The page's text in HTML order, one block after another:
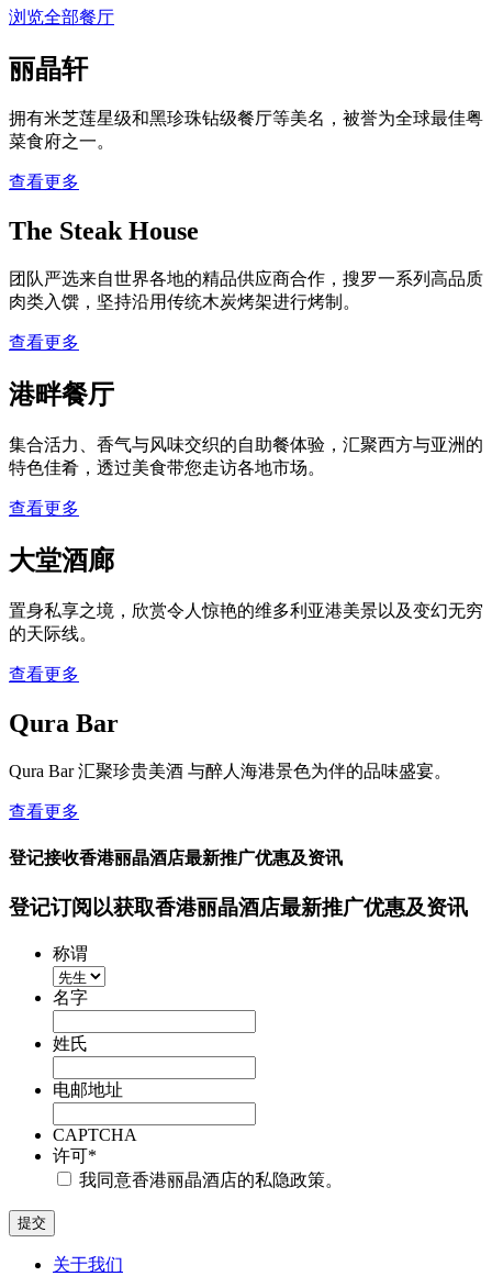
浏览全部餐厅
丽晶轩
拥有米芝莲星级和黑珍珠钻级餐厅等美名，被誉为全球最佳粤
菜食府之一。
查看更多
The Steak House
团队严选来自世界各地的精品供应商合作，搜罗一系列高品质
肉类入馔，坚持沿用传统木炭烤架进行烤制。
查看更多
港畔餐厅
集合活力、香气与风味交织的自助餐体验，汇聚西方与亚洲的
特色佳肴，透过美食带您走访各地市场。
查看更多
大堂酒廊
置身私享之境​，欣赏令人惊艳的维多利亚港美景以及变幻无穷
的天际线。
查看更多
Qura Bar
Qura Bar 汇聚珍贵美酒 与醉人海港景色为伴的品味盛宴。
查看更多
登记接收香港丽晶酒店最新推广优惠及资讯
登记订阅以获取香港丽晶酒店最新推广优惠及资讯
称谓
名字
姓氏
电邮地址
CAPTCHA
许可*
我同意香港丽晶酒店的私隐政策。
关于我们